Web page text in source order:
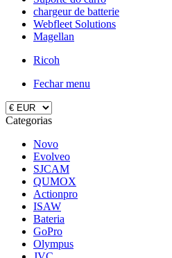
chargeur de batterie
Webfleet Solutions
Magellan
Ricoh
Fechar menu
Categorias
Novo
Evolveo
SJCAM
QUMOX
Actionpro
ISAW
Bateria
GoPro
Olympus